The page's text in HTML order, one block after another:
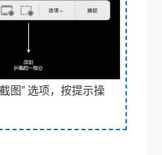
图” 选项，按提示操